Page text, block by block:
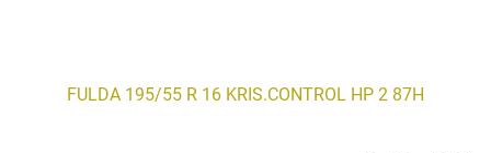
FULDA 195/55 R 16 KRIS.CONTROL HP 2 87H